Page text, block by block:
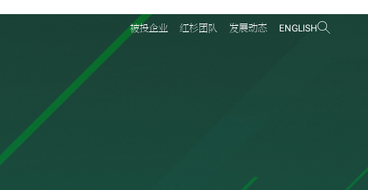
被投企业 红杉团队 发展动态 ENGLISH